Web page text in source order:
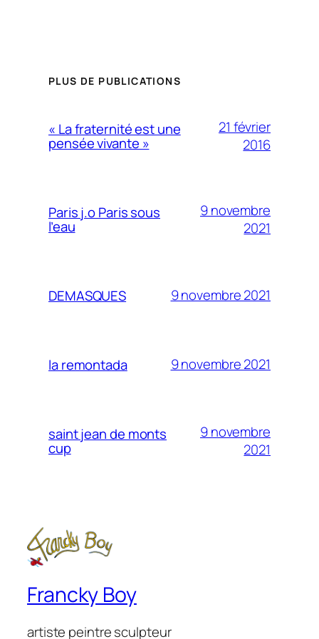
PLUS DE PUBLICATIONS
« La fraternité est une
pensée vivante »
21 février
2016
Paris j.o Paris sous
l’eau
9 novembre
2021
DEMASQUES 9 novembre 2021
la remontada 9 novembre 2021
saint jean de monts
cup
9 novembre
2021
Francky Boy
artiste peintre sculpteur